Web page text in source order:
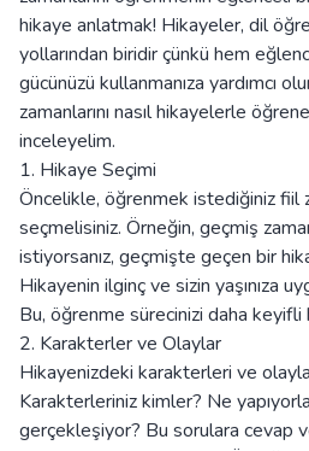
hikaye anlatmak! Hikayeler, dil
yollarından biridir çünkü hem
gücünüzü kullanmanıza yardımcı
zamanlarını nasıl hikayelerle
inceleyelim.
1. Hikaye Seçimi
Öncelikle, öğrenmek istediğiniz fiil
seçmelisiniz. Örneğin, geçmiş
istiyorsanız, geçmişte geçen bir
Hikayenin ilginç ve sizin yaşınıza
Bu, öğrenme sürecinizi daha
2. Karakterler ve Olaylar
Hikayenizdeki karakterleri ve
Karakterleriniz kimler? Ne
gerçekleşiyor? Bu sorulara cevap